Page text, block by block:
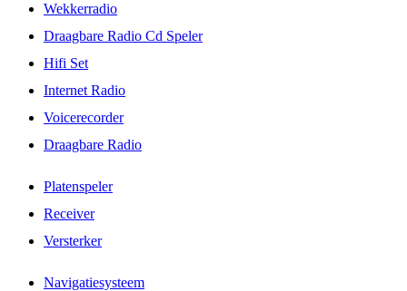
Wekkerradio
Draagbare Radio Cd Speler
Hifi Set
Internet Radio
Voicerecorder
Draagbare Radio
Platenspeler
Receiver
Versterker
Navigatiesysteem